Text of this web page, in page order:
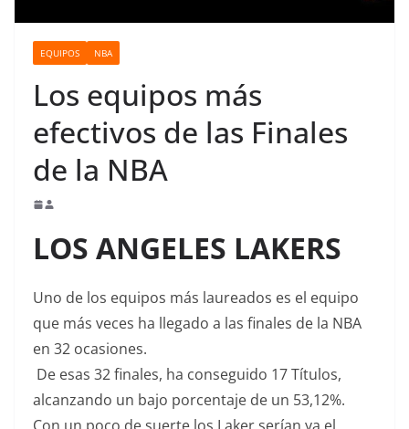
EQUIPOS NBA
Los equipos más
efectivos de las Finales
de la NBA
LOS ANGELES LAKERS
Uno de los equipos más laureados es el equipo
que más veces ha llegado a las finales de la NBA
en 32 ocasiones.
De esas 32 finales, ha conseguido 17 Títulos,
alcanzando un bajo porcentaje de un 53,12%.